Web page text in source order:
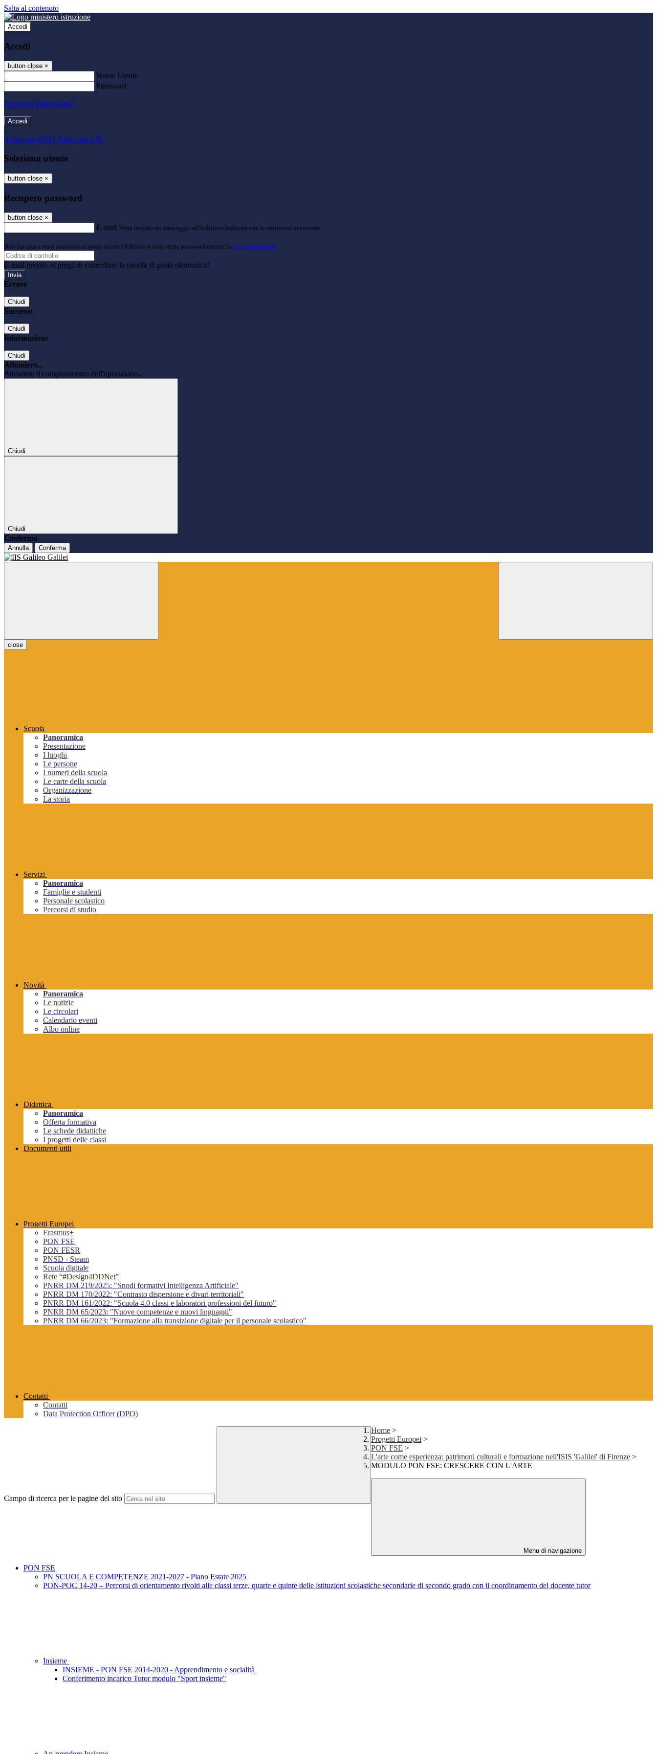
Salta al contenuto
Accedi
Accedi
button close ×
Nome Utente
Password
Password dimenticata?
-
Entra con SPID Entra con CIE
Seleziona utente
button close ×
Recupero password
button close ×
E-mail Verrà inviato un messaggio all'indirizzo indicato con le istruzioni necessarie.
Non hai una e-mail associata al nome utente? Effettua il reset della password tramite la Login Spaggiari
E-mail inviata, si prega di controllare la casella di posta elettronica!
Errore
Chiudi
Successo
Chiudi
Informazione
Chiudi
Attendere...
Attendere il completamento dell'operazione...
Chiudi
Chiudi
Conferma
Annulla Conferma
close
Scuola
Panoramica
Presentazione
I luoghi
Le persone
I numeri della scuola
Le carte della scuola
Organizzazione
La storia
Servizi
Panoramica
Famiglie e studenti
Personale scolastico
Percorsi di studio
Novità
Panoramica
Le notizie
Le circolari
Calendario eventi
Albo online
Didattica
Panoramica
Offerta formativa
Le schede didattiche
I progetti delle classi
Documenti utili
Progetti Europei
Erasmus+
PON FSE
PON FESR
PNSD - Steam
Scuola digitale
Rete “#Design4DDNet”
PNRR DM 219/2025: "Snodi formativi Intelligenza Artificiale"
PNRR DM 170/2022: "Contrasto dispersione e divari territoriali"
PNRR DM 161/2022: "Scuola 4.0 classi e laboratori professioni del futuro"
PNRR DM 65/2023: "Nuove competenze e nuovi linguaggi"
PNRR DM 66/2023: "Formazione alla transizione digitale per il personale scolastico"
Contatti
Contatti
Data Protection Officer (DPO)
Campo di ricerca per le pagine del sito
Home >
Progetti Europei >
PON FSE >
L'arte come esperienza: patrimoni culturali e formazione nell'ISIS 'Galilei' di Firenze >
MODULO PON FSE: CRESCERE CON L'ARTE
Menu di navigazione
PON FSE
PN SCUOLA E COMPETENZE 2021-2027 - Piano Estate 2025
PON-POC 14-20 – Percorsi di orientamento rivolti alle classi terze, quarte e quinte delle istituzioni scolastiche secondarie di secondo grado con il coordinamento del docente tutor
Insieme
INSIEME - PON FSE 2014-2020 - Apprendimento e socialità
Conferimento incarico Tutor modulo "Sport insieme"